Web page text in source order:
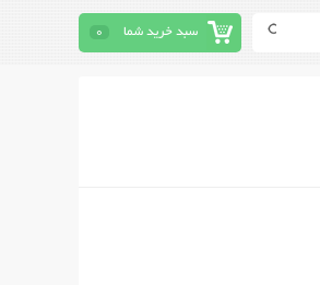
سبد خرید شما 0